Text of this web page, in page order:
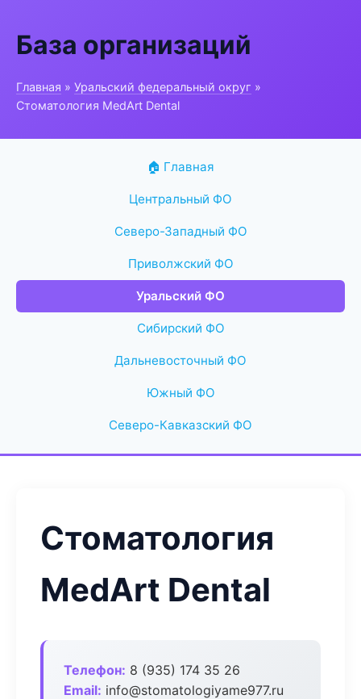
База организаций
Главная » Уральский федеральный округ »
Стоматология MedArt Dental
🏠 Главная
Центральный ФО
Северо-Западный ФО
Приволжский ФО
Уральский ФО
Сибирский ФО
Дальневосточный ФО
Южный ФО
Северо-Кавказский ФО
Стоматология
MedArt Dental
Телефон: 8 (935) 174 35 26
Email: info@stomatologiyame977.ru